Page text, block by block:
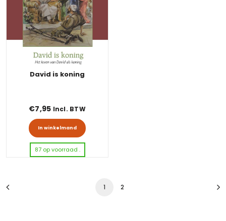
David is koning
€7,95 Incl. BTW
In winkelmand
87 op voorraad .
1 2